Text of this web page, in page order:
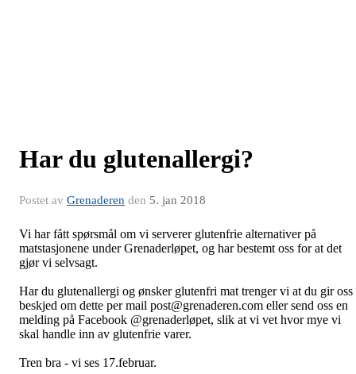
Har du glutenallergi?
Postet av Grenaderen den 5. jan 2018
Vi har fått spørsmål om vi serverer glutenfrie alternativer på
matstasjonene under Grenaderløpet, og har bestemt oss for at det
gjør vi selvsagt.
Har du glutenallergi og ønsker glutenfri mat trenger vi at du gir oss
beskjed om dette per mail post@grenaderen.com eller send oss en
melding på Facebook @grenaderløpet, slik at vi vet hvor mye vi
skal handle inn av glutenfrie varer.
Tren bra - vi ses 17.februar.